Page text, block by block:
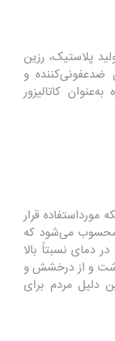
پلاستیک، رزین
و
به‌عنوان کاتالیزور
مورداستفاده قرار
محسوب می‌شود که
دمای نسبتاً بالا
و از درخشش و
دلیل مردم برای